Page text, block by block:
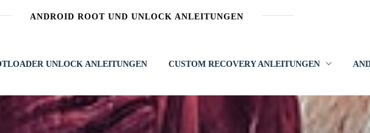
ANDROID ROOT UND UNLOCK ANLEITUNGEN
UNLOCK ANLEITUNGEN CUSTOM RECOVERY ANLEITUNGEN